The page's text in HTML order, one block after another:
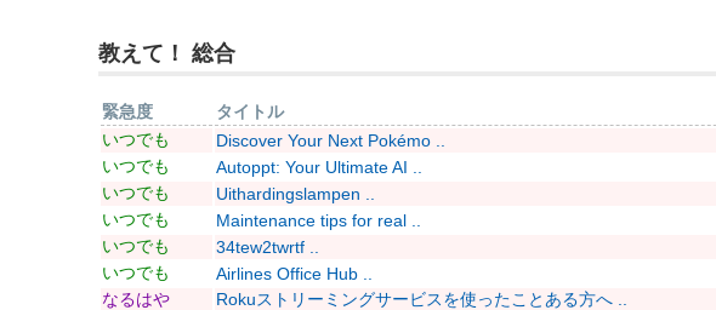
教えて！ 総合
緊急度 タイトル
いつでも
Discover Your Next Pokémo ..
いつでも
Autoppt: Your Ultimate AI ..
いつでも
Uithardingslampen ..
いつでも
Maintenance tips for real ..
いつでも
34tew2twrtf ..
いつでも
Airlines Office Hub ..
なるはや
Rokuストリーミングサービスを使ったことある方へ ..